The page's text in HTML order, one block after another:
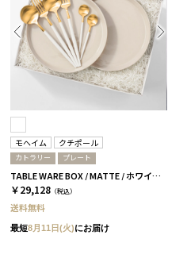
モヘイム クチポール
カトラリー プレート
TABLE WARE BOX / MATTE / ホワイト&ホワイトゴールド
￥29,128 （税込）
送料無料
最短8月11日(火)にお届け